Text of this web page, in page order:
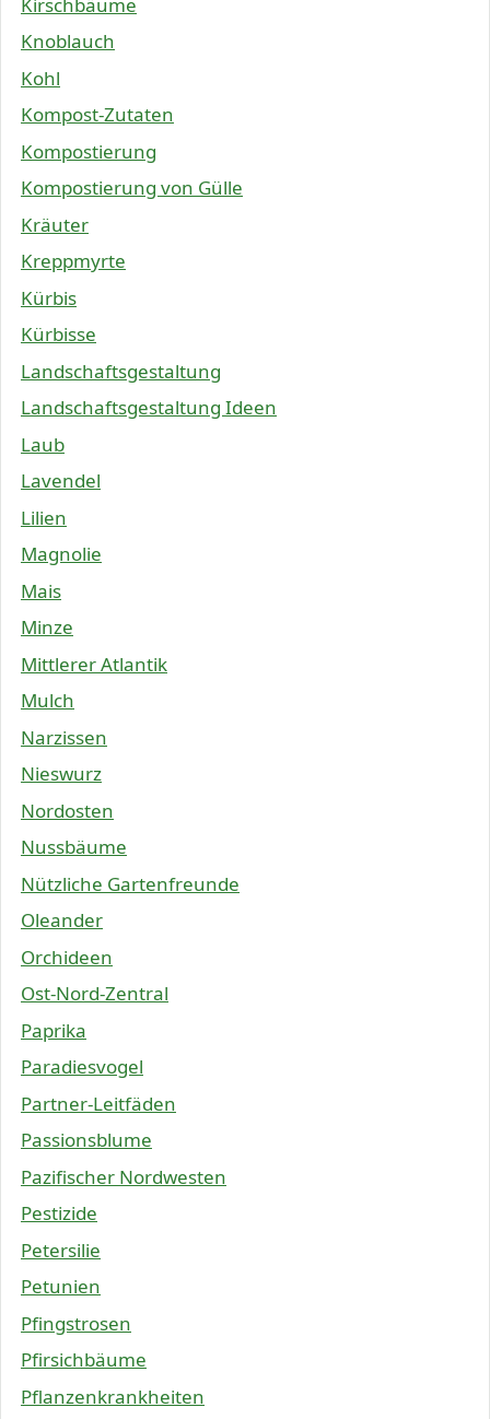
Knoblauch
Kohl
Kompost-Zutaten
Kompostierung
Kompostierung von Gülle
Kräuter
Kreppmyrte
Kürbis
Kürbisse
Landschaftsgestaltung
Landschaftsgestaltung Ideen
Laub
Lavendel
Lilien
Magnolie
Mais
Minze
Mittlerer Atlantik
Mulch
Narzissen
Nieswurz
Nordosten
Nussbäume
Nützliche Gartenfreunde
Oleander
Orchideen
Ost-Nord-Zentral
Paprika
Paradiesvogel
Partner-Leitfäden
Passionsblume
Pazifischer Nordwesten
Pestizide
Petersilie
Petunien
Pfingstrosen
Pfirsichbäume
Pflanzenkrankheiten